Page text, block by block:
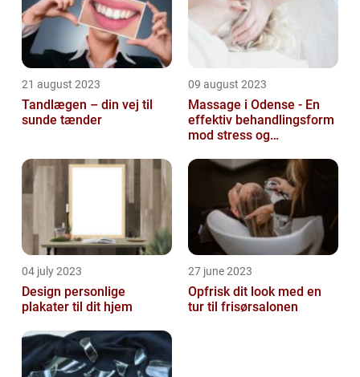
21 august 2023
Tandlægen – din vej til
sunde tænder
09 august 2023
Massage i Odense - En
effektiv behandlingsform
mod stress og
04 july 2023
Design personlige
plakater til dit hjem
27 june 2023
Opfrisk dit look med en
tur til frisørsalonen